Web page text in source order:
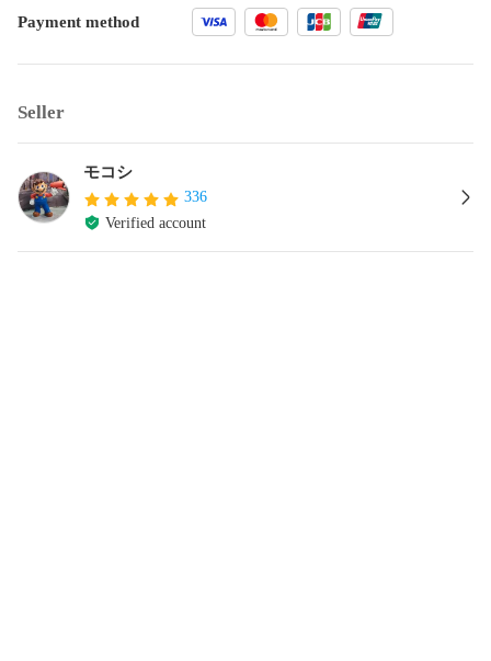
Payment method
Seller
モコシ
336
Verified account